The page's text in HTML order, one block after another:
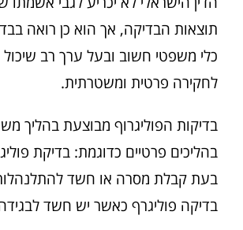
תוצאות הבדיקה, אך הוא כן רואה
כלי משפטי חשוב ובעל ערך רב שיכול
לחקירה פרטית ומשטרתית.
בדיקות הפוליגרוף מבוצעת בהליך
בהליכים פרטיים כדוגמת: בדיקת
בעת קבלת מסרה או חשד
בדיקה פוליגרף כאשר יש חשד לבגידה